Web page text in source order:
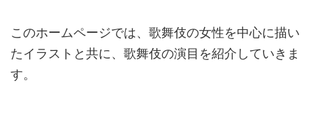
このホームページでは、歌舞伎の女性を中心に描い
たイラストと共に、歌舞伎の演目を紹介していきま
す。